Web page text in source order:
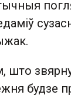
што
будзе